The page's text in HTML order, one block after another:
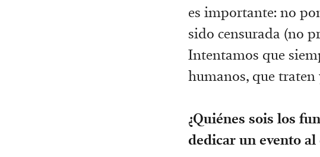
es importante: no
sido censurada (no
Intentamos que
humanos, que
¿Quiénes sois los
dedicar un evento al